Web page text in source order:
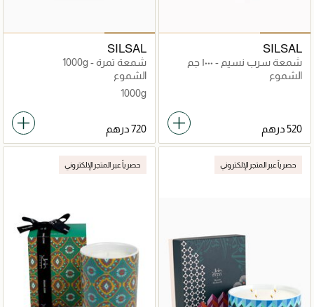
SILSAL
شمعة سرب نسيم - ١٠٠٠ جم
الشموع
SILSAL
شمعة تمرة - 1000g
الشموع
1000g
حصرياً عبر المتجر الإلكتروني حصرياً عبر المتجر الإلكتروني